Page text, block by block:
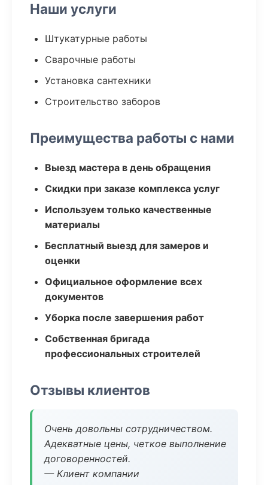
Наши услуги
Штукатурные работы
Сварочные работы
Установка сантехники
Строительство заборов
Преимущества работы с нами
Выезд мастера в день обращения
Скидки при заказе комплекса услуг
Используем только качественные
материалы
Бесплатный выезд для замеров и
оценки
Официальное оформление всех
документов
Уборка после завершения работ
Собственная бригада
профессиональных строителей
Отзывы клиентов
Очень довольны сотрудничеством.
Адекватные цены, четкое выполнение
договоренностей.
— Клиент компании